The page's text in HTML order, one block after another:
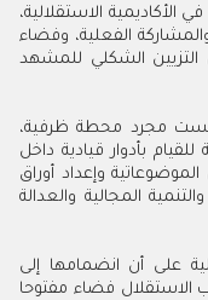
الفعلية، وفضاء
الشكلي للمشهد
ليست مجرد محطة ظرفية،
بأدوار قيادية داخل
وإعداد أوراق
المجالية والعدالة
على أن انضمامها إلى
الاستقلال فضاء مفتوحا